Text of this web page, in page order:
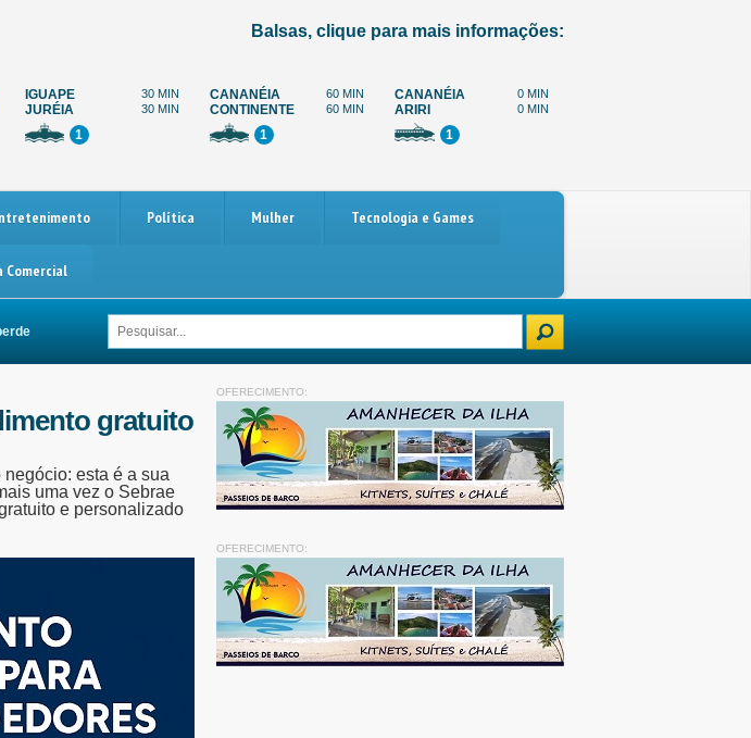
Balsas, clique para mais informações:
IGUAPE 30 MIN
JURÉIA 30 MIN
1
CANANÉIA 60 MIN
CONTINENTE 60 MIN
1
CANANÉIA 0 MIN
ARIRI 0 MIN
1
Política Mulher Tecnologia e Games
Comercial
duas pernas após ser arrastada por carro Paralisação dos caminhoneiros marcada para 4 de dezembro: o que
gratuito
esta é a sua
uma vez o Sebrae
e personalizado
OFERECIMENTO:
OFERECIMENTO: